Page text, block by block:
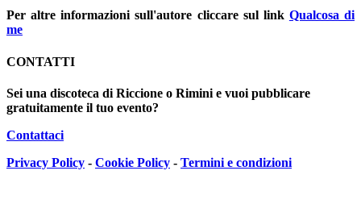
Per altre informazioni sull'autore cliccare sul link Qualcosa di
me
CONTATTI
Sei una discoteca di Riccione o Rimini e vuoi pubblicare
gratuitamente il tuo evento?
Contattaci
Privacy Policy - Cookie Policy - Termini e condizioni